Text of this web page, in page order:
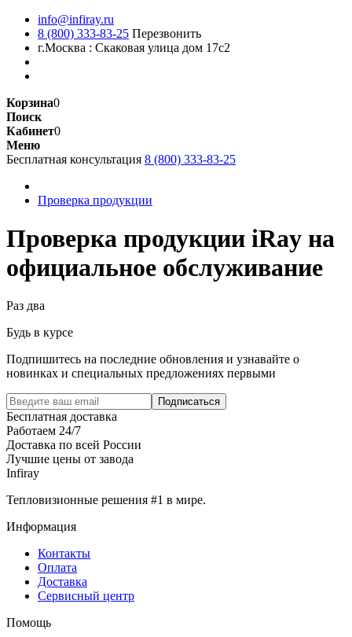
info@infiray.ru
8 (800) 333-83-25 Перезвонить
г.Москва : Скаковая улица дом 17с2
Корзина0
Поиск
Кабинет0
Меню
Бесплатная консультация 8 (800) 333-83-25
Проверка продукции
Проверка продукции iRay на
официальное обслуживание
Раз два
Будь в курсе
Подпишитесь на последние обновления и узнавайте о
новинках и специальных предложениях первыми
Подписаться
Бесплатная доставка
Работаем 24/7
Доставка по всей России
Лучшие цены от завода
Infiray
Тепловизионные решения #1 в мире.
Информация
Контакты
Оплата
Доставка
Сервисный центр
Помощь